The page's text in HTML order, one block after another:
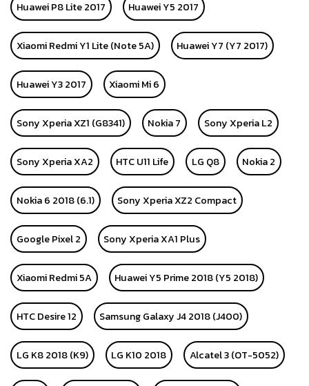
Huawei P8 Lite 2017 Huawei Y5 2017
Xiaomi Redmi Y1 Lite (Note 5A) Huawei Y7 (Y7 2017)
Huawei Y3 2017 Xiaomi Mi 6
Sony Xperia XZ1 (G8341) Nokia 7 Sony Xperia L2
Sony Xperia XA2 HTC U11 Life LG Q8 Nokia 2
Nokia 6 2018 (6.1) Sony Xperia XZ2 Compact
Google Pixel 2 Sony Xperia XA1 Plus
Xiaomi Redmi 5A Huawei Y5 Prime 2018 (Y5 2018)
HTC Desire 12 Samsung Galaxy J4 2018 (J400)
LG K8 2018 (K9) LG K10 2018 Alcatel 3 (OT-5052)